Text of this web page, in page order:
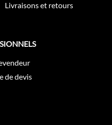
Livraisons et retours
de devis